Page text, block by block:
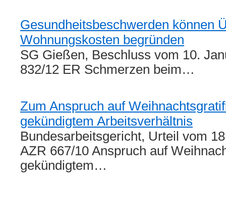
Gesundheitsbeschwerden können
Wohnungskosten begründen
SG Gießen, Beschluss vom 10.
832/12 ER Schmerzen beim…
Zum Anspruch auf
gekündigtem Arbeitsverhältnis
Bundesarbeitsgericht, Urteil vom
AZR 667/10 Anspruch auf
gekündigtem…